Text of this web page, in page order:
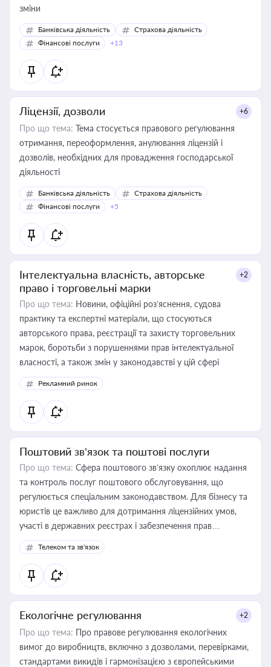
зміни
Банківська діяльність
Страхова діяльність
Фінансові послуги
+13
Ліцензії, дозволи +6
Про що тема: Тема стосується правового регулювання
отримання, переоформлення, анулювання ліцензій і
дозволів, необхідних для провадження господарської
діяльності
Банківська діяльність
Страхова діяльність
Фінансові послуги
+5
Інтелектуальна власність, авторське
право і торговельні марки
+2
Про що тема: Новини, офіційні роз’яснення, судова
практику та експертні матеріали, що стосуються
авторського права, реєстрації та захисту торговельних
марок, боротьби з порушеннями прав інтелектуальної
власності, а також змін у законодавстві у цій сфері
Рекламний ринок
Поштовий зв’язок та поштові послуги
Про що тема: Сфера поштового зв’язку охоплює надання
та контроль послуг поштового обслуговування, що
регулюється спеціальним законодавством. Для бізнесу та
юристів це важливо для дотримання ліцензійних умов,
участі в державних реєстрах і забезпечення прав
споживачів.
Телеком та зв'язок
Екологічне регулювання +2
Про що тема: Про правове регулювання екологічних
вимог до виробництв, включно з дозволами, перевірками,
стандартами викидів і гармонізацією з європейськими